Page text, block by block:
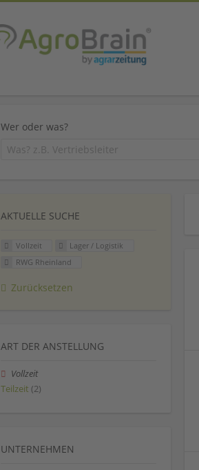
Wer oder was?
AKTUELLE SUCHE
Vollzeit
Lager / Logistik
RWG Rheinland
Zurücksetzen
ART DER ANSTELLUNG
Vollzeit
Teilzeit (2)
UNTERNEHMEN